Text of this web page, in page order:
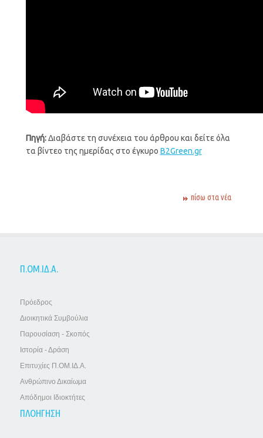
Πηγή:Διαβάστε τη συνέχεια του άρθρου και δείτε όλα
τα βίντεο της ημερίδας στο έγκυρο B2Green.gr
πίσω στα νέα
Π.ΟΜ.ΙΔ.Α.
Πρόεδρος
Διοικητικά Συμβούλια
Παρουσίαση - Σκοπός
Ιστορία - Δράση
Επιτυχίες Π.ΟΜ.ΙΔ.Α.
Ανθρώπινο Δικαίωμα
Απόδημοι Ιδιοκτήτες
ΠΛΟΗΓΗΣΗ